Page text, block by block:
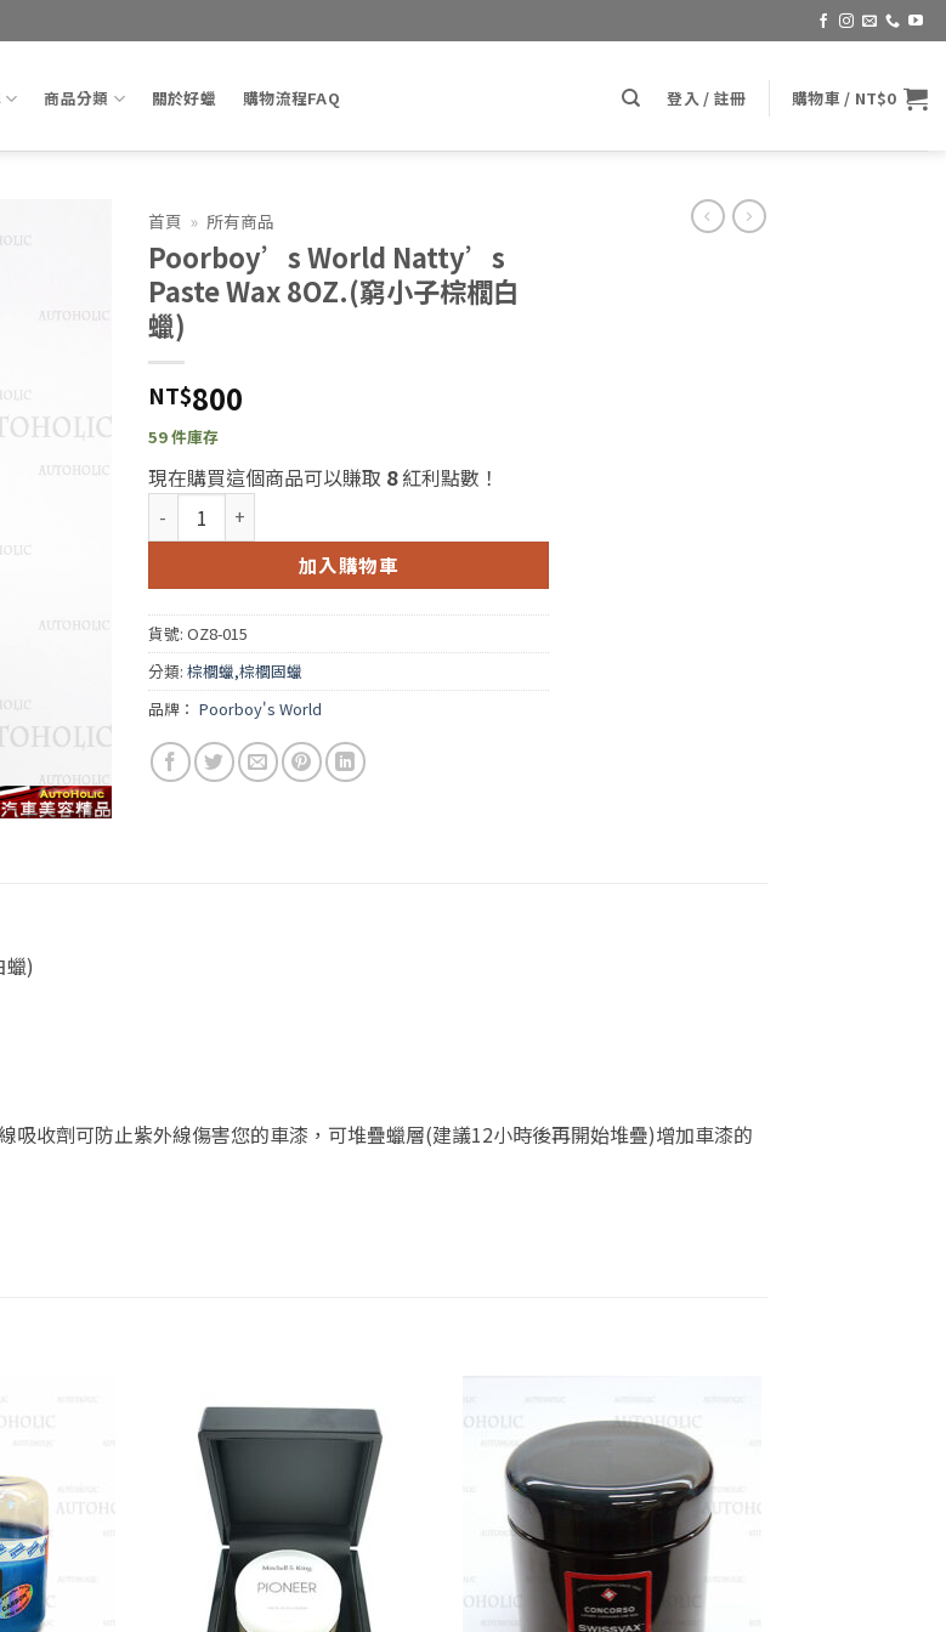
商品分類 關於好蠟 購物流程FAQ 登入 / 註冊 購物車 / NT$0
首頁 » 所有商品
Poorboy’s World Natty’s
Paste Wax 8OZ.(窮小子棕櫚白
蠟)
NT$800
59 件庫存
現在購買這個商品可以賺取 8紅利點數！
Poorboy's World Natty's Paste Wax 8OZ.(窮小子棕櫚白蠟) 數量
加入購物車
貨號: OZ8-015
分類: 棕櫚蠟,棕櫚固蠟
品牌： Poorboy's World
)
吸收劑可防止紫外線傷害您的車漆，可堆疊蠟層(建議12小時後再開始堆疊)增加車漆的
Add to
wishlist
Add to
wishlist